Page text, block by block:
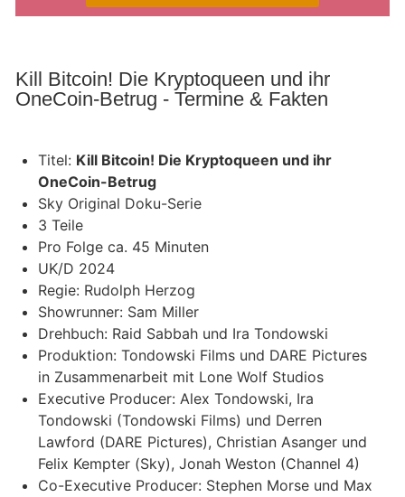
Kill Bitcoin! Die Kryptoqueen und ihr
OneCoin-Betrug - Termine & Fakten
Titel: Kill Bitcoin! Die Kryptoqueen und ihr
OneCoin-Betrug
Sky Original Doku-Serie
3 Teile
Pro Folge ca. 45 Minuten
UK/D 2024
Regie: Rudolph Herzog
Showrunner: Sam Miller
Drehbuch: Raid Sabbah und Ira Tondowski
Produktion: Tondowski Films und DARE Pictures
in Zusammenarbeit mit Lone Wolf Studios
Executive Producer: Alex Tondowski, Ira
Tondowski (Tondowski Films) und Derren
Lawford (DARE Pictures), Christian Asanger und
Felix Kempter (Sky), Jonah Weston (Channel 4)
Co-Executive Producer: Stephen Morse und Max